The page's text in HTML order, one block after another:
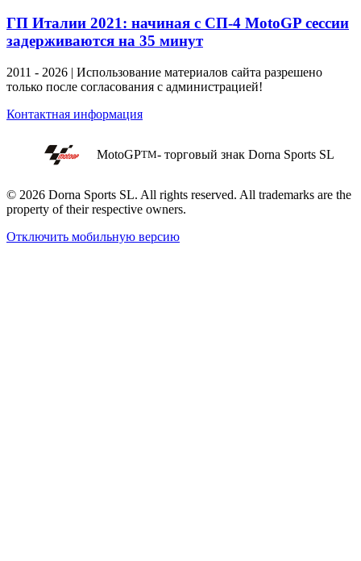
ГП Италии 2021: начиная с СП-4 MotoGP сессии
задерживаются на 35 минут
2011 - 2026 | Использование материалов сайта разрешено
только после согласования с администрацией!
Контактная информация
MotoGPTM- торговый знак Dorna Sports SL
© 2026 Dorna Sports SL. All rights reserved. All trademarks are the
property of their respective owners.
Отключить мобильную версию